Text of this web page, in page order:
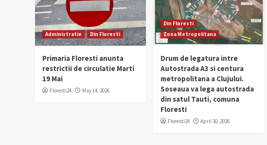
Administratie Din Floresti
Primaria Floresti anunta
restrictii de circulatie Marti
19 Mai
Floresti24 May 14, 2026
Din Floresti
Zona Metropolitana
Drum de legatura intre
Autostrada A3 si centura
metropolitana a Clujului.
Soseaua va lega autostrada
din satul Tauti, comuna
Floresti
Floresti24 April 30, 2026